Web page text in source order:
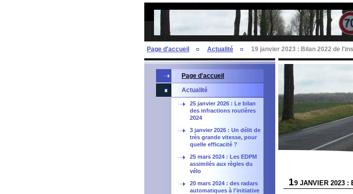
Page d'accueil Actualité 19 janvier 2023 : Bilan 2022 de
19 JANVIER 2023 :
Page d'accueil
Actualité
25 janvier 2026 : Le bilan
des infractions routières
2024
3 janvier 2026 : Un délit de
très grande vitesse, pour
quelle efficacité ?
25 mars 2024 : Les EDPM
assimilés aux règles du
vélo
20 mars 2024 : des radars
automatiques à l'initiative